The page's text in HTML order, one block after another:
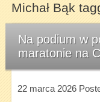
Michał Bąk
Na podium w
maratonie na
22 marca 2026